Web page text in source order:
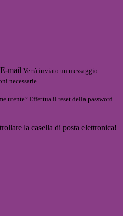
E-mail Verrà inviato un messaggio
necessarie.
utente? Effettua il reset della password
la casella di posta elettronica!